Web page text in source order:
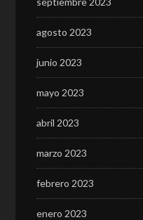
agosto 2023
junio 2023
mayo 2023
abril 2023
marzo 2023
febrero 2023
enero 2023